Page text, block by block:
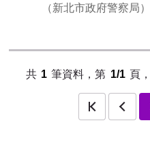
新北市政府警察局
共 1 筆資料，第 1/1 頁
最後一頁